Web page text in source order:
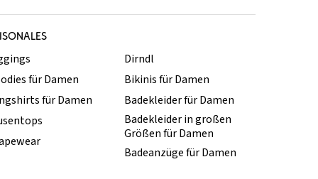
für Damen
für Damen
Dirndl
Bikinis für Damen
Badekleider für Damen
Badekleider in großen
Größen für Damen
Badeanzüge für Damen